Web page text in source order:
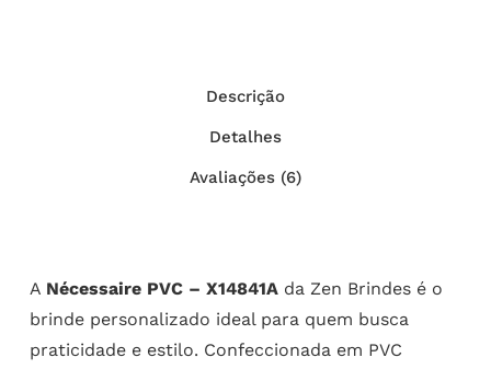
Descrição
Detalhes
Avaliações (6)
A Nécessaire PVC – X14841Ada Zen Brindes é o
brinde personalizado ideal para quem busca
praticidade e estilo. Confeccionada em PVC